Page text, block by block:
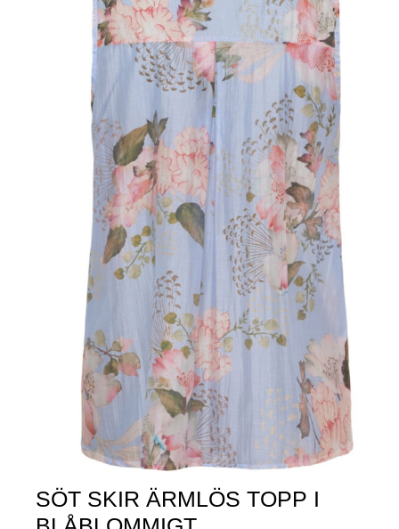
SÖT SKIR ÄRMLÖS TOPP I